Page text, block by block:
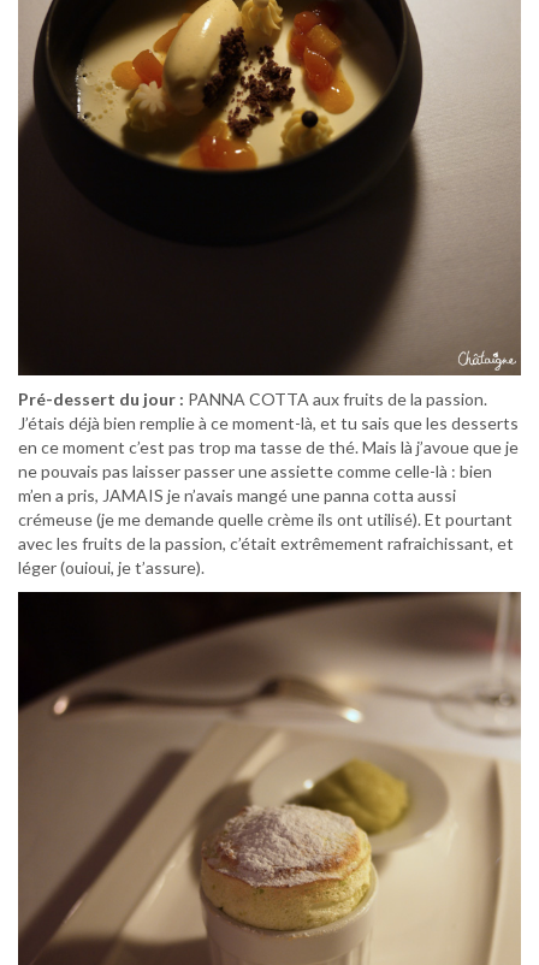
Pré-dessert du jour : PANNA COTTA aux fruits de la passion.
J’étais déjà bien remplie à ce moment-là, et tu sais que les desserts
en ce moment c’est pas trop ma tasse de thé. Mais là j’avoue que je
ne pouvais pas laisser passer une assiette comme celle-là : bien
m’en a pris, JAMAIS je n’avais mangé une panna cotta aussi
crémeuse (je me demande quelle crème ils ont utilisé). Et pourtant
avec les fruits de la passion, c’était extrêmement rafraichissant, et
léger (ouioui, je t’assure).